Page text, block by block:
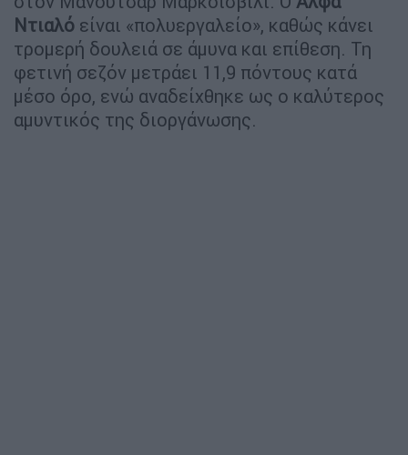
Ντιαλό είναι «πολυεργαλείο», καθώς κάνει
τρομερή δουλειά σε άμυνα και επίθεση. Τη
φετινή σεζόν μετράει 11,9 πόντους κατά
μέσο όρο, ενώ αναδείχθηκε ως ο καλύτερος
αμυντικός της διοργάνωσης.